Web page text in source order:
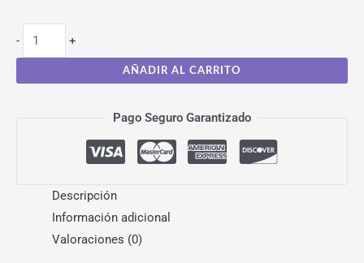
- +
AÑADIR AL CARRITO
Pago Seguro Garantizado
Descripción
Información adicional
Valoraciones (0)